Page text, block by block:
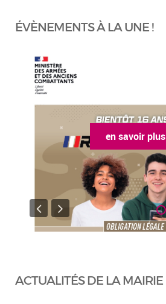
ÉVÈNEMENTS À LA UNE !
en savoir plus
ACTUALITÉS DE LA MAIRIE